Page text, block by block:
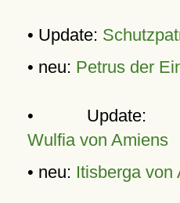
• Update:
• neu: Petrus der
•
Wulfia von Amiens
• neu: Itisberga von